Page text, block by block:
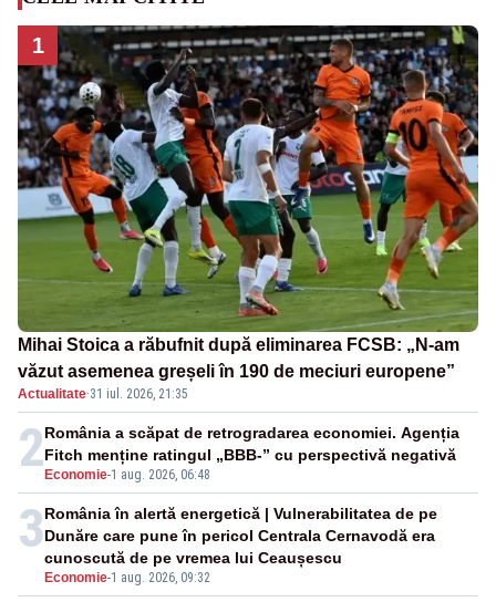
1
Mihai Stoica a răbufnit după eliminarea FCSB: „N-am
văzut asemenea greșeli în 190 de meciuri europene”
Actualitate·31 iul. 2026, 21:35
2 Economie-1 aug. 2026, 06:48
România a scăpat de retrogradarea economiei. Agenția
Fitch menține ratingul „BBB-” cu perspectivă negativă
3
Economie-1 aug. 2026, 09:32
România în alertă energetică | Vulnerabilitatea de pe
Dunăre care pune în pericol Centrala Cernavodă era
cunoscută de pe vremea lui Ceaușescu